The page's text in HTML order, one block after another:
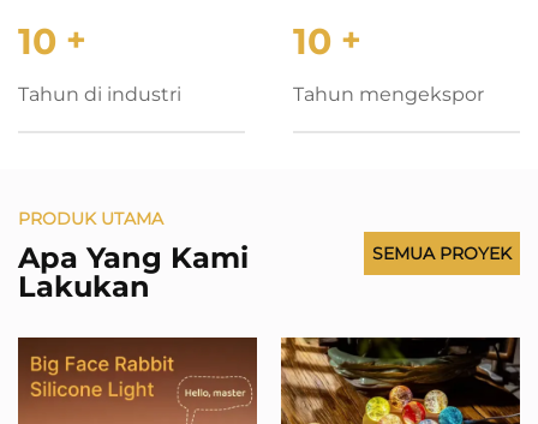
10 +
Tahun di industri
10 +
Tahun mengekspor
PRODUK UTAMA
Apa Yang Kami
Lakukan
SEMUA PROYEK